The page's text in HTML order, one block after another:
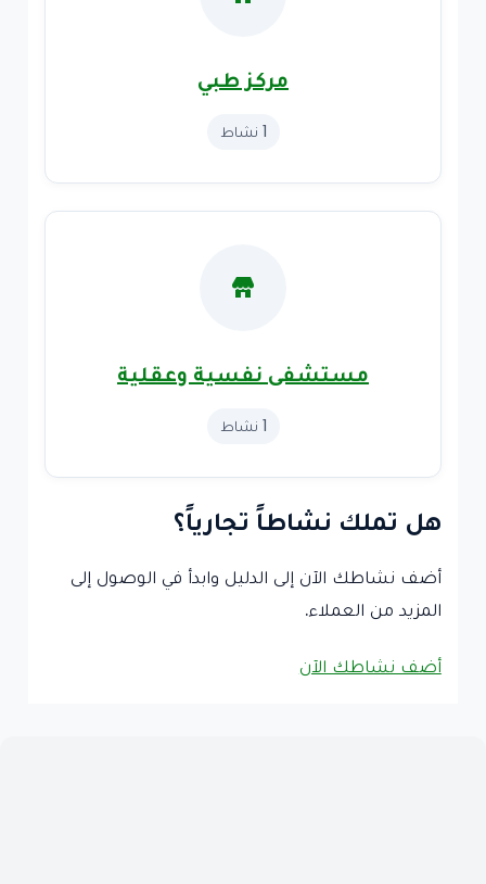
مركز طبي
1 نشاط
مستشفى نفسية وعقلية
1 نشاط
هل تملك نشاطاً تجارياً؟
أضف نشاطك الآن إلى الدليل وابدأ في الوصول إلى
المزيد من العملاء.
أضف نشاطك الآن